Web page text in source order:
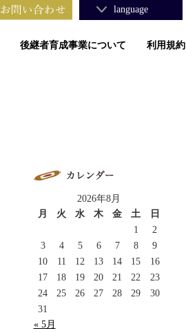
後継者育成事業について 利用規約
language
2026年8月
月
火 水 木 金 土
日
1
2
3
4 5 6 7 8
9
10
11 12 13 14 15
16
17
18 19 20 21 22
23
24
25 26 27 28 29
30
31
« 5月